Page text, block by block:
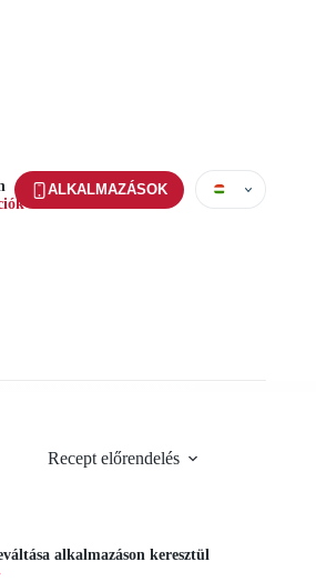
ALKALMAZÁSOK
Recept előrendelés
alkalmazáson keresztül